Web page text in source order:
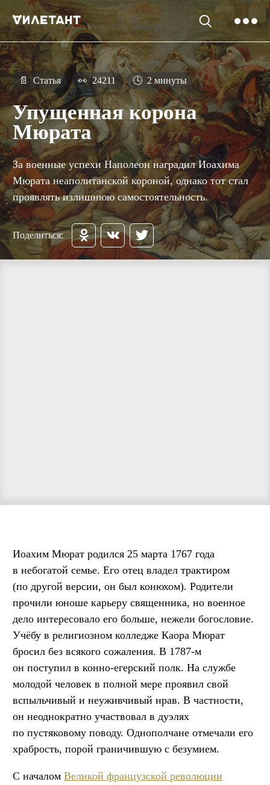
📄 Статья 👀 24211 🕓 2 минуты
Упущенная корона
Мюрата
За военные успехи Наполеон наградил Иоахима
Мюрата неаполитанской короной, однако тот стал
проявлять излишнюю самостоятельность.
Поделиться:
Иоахим Мюрат родился 25 марта 1767 года
в небогатой семье. Его отец владел трактиром
(по другой версии, он был конюхом). Родители
прочили юноше карьеру священника, но военное
дело интересовало его больше, нежели богословие.
Учёбу в религиозном колледже Каора Мюрат
бросил без всякого сожаления. В 1787-м
он поступил в конно-егерский полк. На службе
молодой человек в полной мере проявил свой
вспыльчивый и неуживчивый нрав. В частности,
он неоднократно участвовал в дуэлях
по пустяковому поводу. Однополчане отмечали его
храбрость, порой граничившую с безумием.
С началом Великой французской революции